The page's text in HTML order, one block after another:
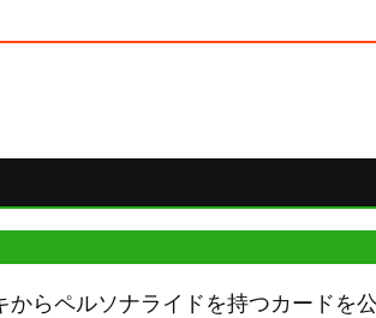
らペルソナライドを持つカードを